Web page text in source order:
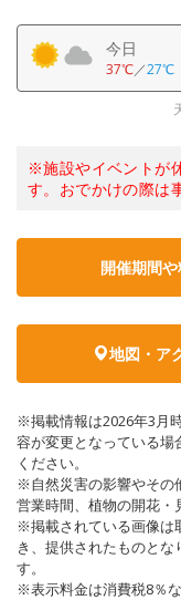
今日
37℃／27℃
※施設やイベントが
す。おでかけの際は
開催期間
地図・ア
※掲載情報は2026年3月
容が変更となっている場
ください。
※自然災害の影響やその
営業時間、植物の開花・
※掲載されている画像は
き、提供されたものと
す。
※表示料金は消費税8％